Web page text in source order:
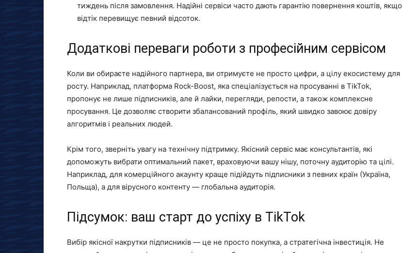
тиждень після замовлення. Надійні сервіси часто дають гарантію повернення коштів, якщо
відтік перевищує певний відсоток.
Додаткові переваги роботи з професійним сервісом
Коли ви обираєте надійного партнера, ви отримуєте не просто цифри, а цілу екосистему для
росту. Наприклад, платформа Rock-Boost, яка спеціалізується на просуванні в TikTok,
пропонує не лише підписників, але й лайки, перегляди, репости, а також комплексне
просування. Це дозволяє створити збалансований профіль, який швидко завоює довіру
алгоритмів і реальних людей.
Крім того, зверніть увагу на технічну підтримку. Якісний сервіс має консультантів, які
допоможуть вибрати оптимальний пакет, враховуючи вашу нішу, поточну аудиторію та цілі.
Наприклад, для комерційного акаунту краще підійдуть підписники з певних країн (Україна,
Польща), а для вірусного контенту — глобальна аудиторія.
Підсумок: ваш старт до успіху в TikTok
Вибір якісної накрутки підписників — це не просто покупка, а стратегічна інвестиція. Не